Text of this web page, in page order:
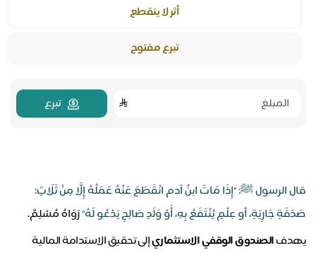
أثر لا ينقطع
تبرع مفتوح
تبرع
قال الرسول ﷺ: "إِذَا مَاتَ ابنُ آدم انْقَطَعَ عَنْهُ عَمَلُهُ إِلَّا مِنْ ثَلَاثٍ:
صَدَقَةٍ جَارِيَةٍ، أو عِلْمٍ يُنْتَفَعُ بِهِ، أَوْ وَلَدٍ صَالِحٍ يَدْعُو لَهُ"رَوَاهُ مُسْلِمٌ.
يهدفالصندوق الوقفي الاستثماريإلى تحقيق الاستدامة المالية